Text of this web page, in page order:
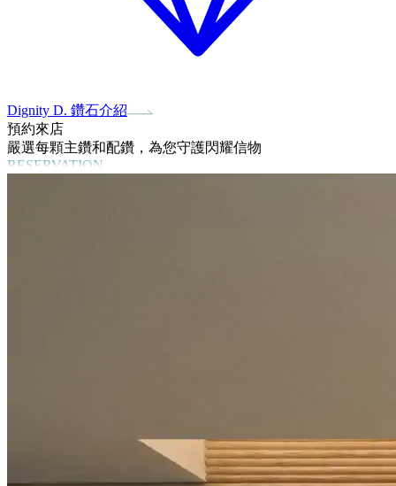
Dignity D. 鑽石介紹
預約來店
嚴選每顆主鑽和配鑽，為您守護閃耀信物
RESERVATION